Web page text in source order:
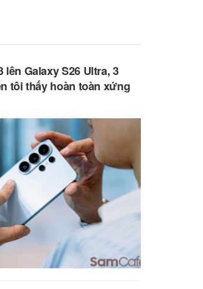
lên Galaxy S26 Ultra, 3
tôi thấy hoàn toàn xứng